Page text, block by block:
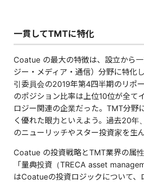
一貫してTMTに特化
Coatue の最大の特徴は、設立から
ジー・メディア・通信）分野に特化
引委員会の2019年第4四半期のリポ
のポジション比率は上位10位が全て
ロジー関連の企業だった。TMT分野
く優れた眼力といえよう。過去20年
のニューリッチやスター投資家を生
Coatue の投資戦略とTMT業界の属
「量典投資（TRECA asset
はCoatueの投資ロジックについて、